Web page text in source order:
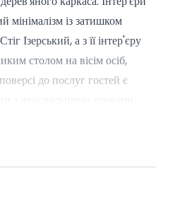
із затишком
Ізерський, а з її інтер'єру
столом на вісім осіб,
до послуг гостей є
з двоспальними ліжками.
тлі чути шум сусіднього
з тераси.